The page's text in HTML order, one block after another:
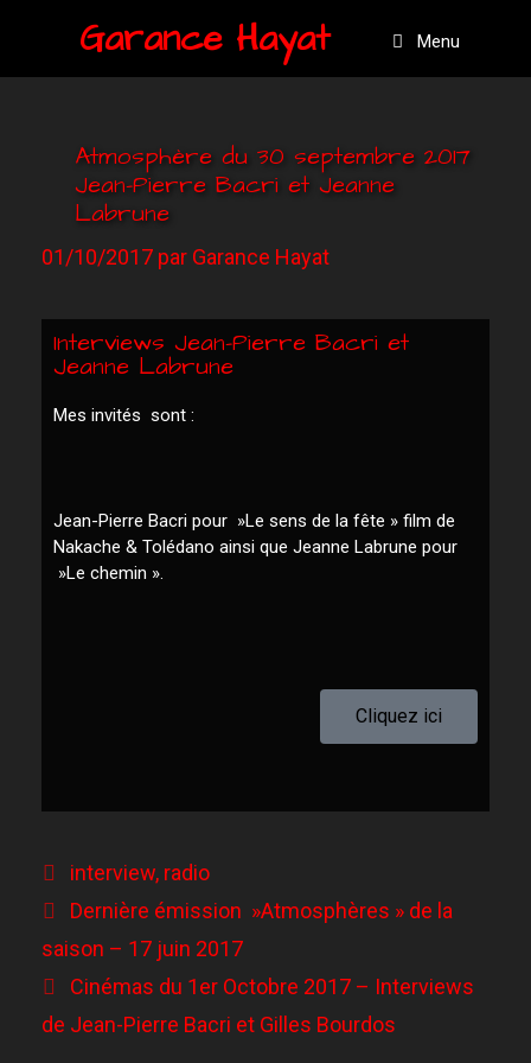
Garance Hayat Menu
Atmosphère du 30 septembre 2017
Jean-Pierre Bacri et Jeanne
Labrune
01/10/2017 par Garance Hayat
Interviews Jean-Pierre Bacri et
Jeanne Labrune
Mes invités sont :
Jean-Pierre Bacri pour »Le sens de la fête » film de
Nakache & Tolédano ainsi que Jeanne Labrune pour
»Le chemin ».
Cliquez ici
interview, radio
Dernière émission »Atmosphères » de la
saison – 17 juin 2017
Cinémas du 1er Octobre 2017 – Interviews
de Jean-Pierre Bacri et Gilles Bourdos